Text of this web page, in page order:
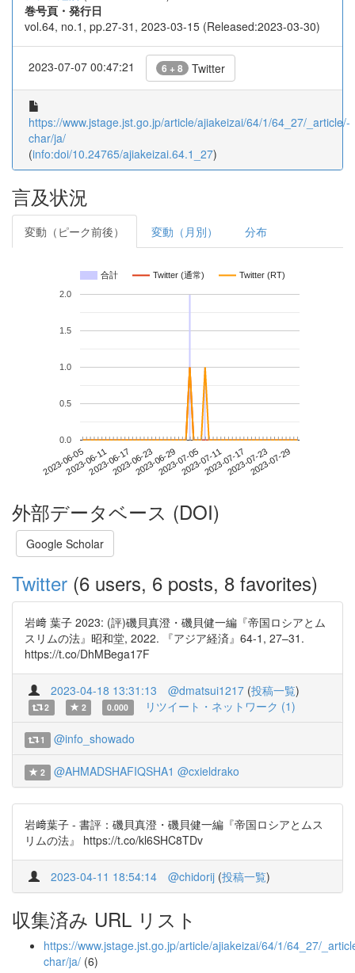
巻号頁・発行日
vol.64, no.1, pp.27-31, 2023-03-15 (Released:2023-03-30)
2023-07-07 00:47:21 6 + 8 Twitter
https://www.jstage.jst.go.jp/article/ajiakeizai/64/1/64_27/_article/-
char/ja/
(info:doi/10.24765/ajiakeizai.64.1_27)
言及状況
変動（ピーク前後） 変動（月別） 分布
合計 Twitter (通常) Twitter (RT)
2023-06-052023-06-112023-06-172023-06-232023-06-292023-07-052023-07-112023-07-172023-07-232023-07-29
0.0
0.5
1.0
1.5
2.0
外部データベース (DOI)
Google Scholar
Twitter (6 users, 6 posts, 8 favorites)
岩﨑 葉子 2023: (評)磯貝真澄・磯貝健一編『帝国ロシアとム
スリムの法』昭和堂, 2022. 『アジア経済』64-1, 27–31.
https://t.co/DhMBega17F
2023-04-18 13:31:13 @dmatsui1217 (投稿一覧)
2 2 0.000 リツイート・ネットワーク (1)
1 @info_showado
2 @AHMADSHAFIQSHA1 @cxieldrako
岩﨑葉子 - 書評：磯貝真澄・磯貝健一編『帝国ロシアとムス
リムの法』 https://t.co/kl6SHC8TDv
2023-04-11 18:54:14 @chidorij (投稿一覧)
収集済み URL リスト
https://www.jstage.jst.go.jp/article/ajiakeizai/64/1/64_27/
char/ja/ (6)